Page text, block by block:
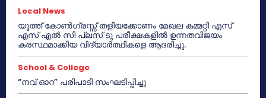
Local News
യൂത്ത് കോൺഗ്രസ്സ് തളിയക്കോണം മേഖല കമ്മറ്റി എസ്
എസ് എൽ സി പ്ലസ് ടു പരീക്ഷകളിൽ ഉന്നതവിജയം
കരസ്ഥമാക്കിയ വിദ്യാർത്ഥികളെ ആദരിച്ചു.
School & College
“നവ് ഓറ” പരിപാടി സംഘടിപ്പിച്ചു